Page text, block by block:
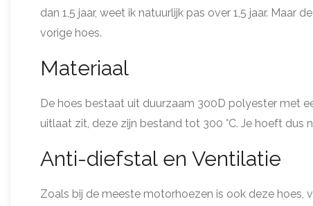
dan 1,5 jaar, weet ik natuurlijk pas over 1,5 jaar. Maar
vorige hoes.
Materiaal
De hoes bestaat uit duurzaam 300D polyester met
uitlaat zit, deze zijn bestand tot 300 °C. Je hoeft
Anti-diefstal en Ventilatie
Zoals bij de meeste motorhoezen is ook deze hoes,